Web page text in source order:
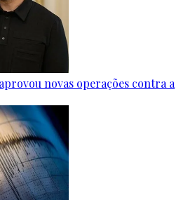
novas operações contra a